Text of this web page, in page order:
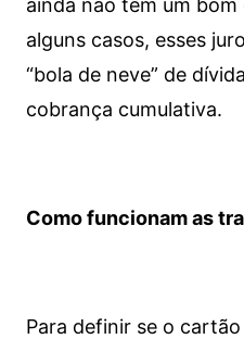
ainda não têm um
alguns casos, esses
“bola de neve” de
cobrança cumulativa.
Como funcionam as
Para definir se o